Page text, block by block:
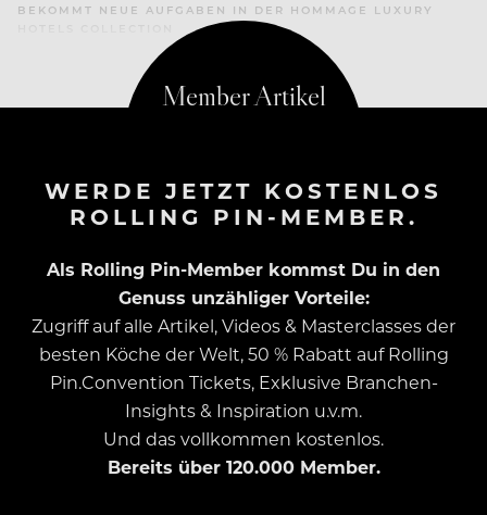
BEKOMMT NEUE AUFGABEN IN DER HOMMAGE LUXURY
WERDE JETZT KOSTENLOS
ROLLING PIN-MEMBER.
Als Rolling Pin-Member kommst Du in den
Genuss unzähliger Vorteile:
Zugriff auf alle Artikel, Videos & Masterclasses der
besten Köche der Welt, 50 % Rabatt auf Rolling
Pin.Convention Tickets, Exklusive Branchen-
Insights & Inspiration u.v.m.
Und das vollkommen kostenlos.
Bereits über 120.000 Member.